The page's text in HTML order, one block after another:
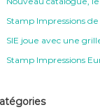
Stamp Impressions
SIE joue avec une
Stamp Impressions